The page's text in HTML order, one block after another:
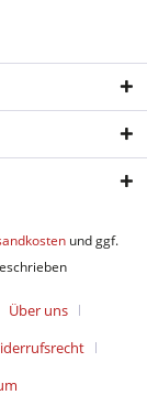
und ggf.
Über uns